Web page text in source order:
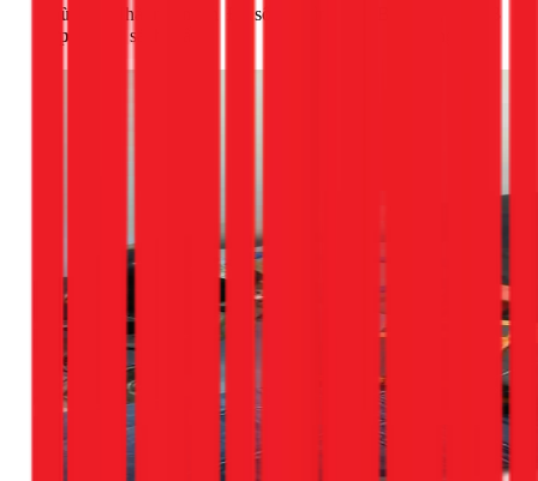
Phù
hợp
Nhà trệt, ngân
sách thấp
Đa số gia đình 2-3